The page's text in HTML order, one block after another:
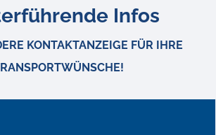
Infos
KONTAKTANZEIGE FÜR IHRE